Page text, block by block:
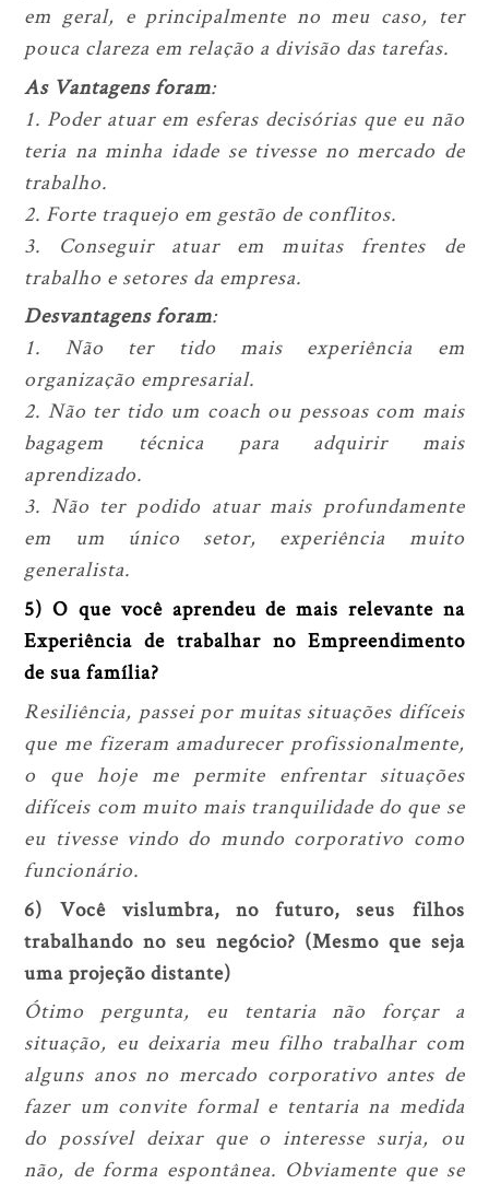
em geral, e principalmente no meu caso, ter
pouca clareza em relação a divisão das tarefas.
As Vantagens foram:
1. Poder atuar em esferas decisórias que eu não
teria na minha idade se tivesse no mercado de
trabalho.
2. Forte traquejo em gestão de conflitos.
3. Conseguir atuar em muitas frentes de
trabalho e setores da empresa.
Desvantagens foram:
1. Não ter tido mais experiência em
organização empresarial.
2. Não ter tido um coach ou pessoas com mais
bagagem técnica para adquirir mais
aprendizado.
3. Não ter podido atuar mais profundamente
em um único setor, experiência muito
generalista.
5) O que você aprendeu de mais relevante na
Experiência de trabalhar no Empreendimento
de sua família?
Resiliência, passei por muitas situações difíceis
que me fizeram amadurecer profissionalmente,
o que hoje me permite enfrentar situações
difíceis com muito mais tranquilidade do que se
eu tivesse vindo do mundo corporativo como
funcionário.
6) Você vislumbra, no futuro, seus filhos
trabalhando no seu negócio? (Mesmo que seja
uma projeção distante)
Ótimo pergunta, eu tentaria não forçar a
situação, eu deixaria meu filho trabalhar com
alguns anos no mercado corporativo antes de
fazer um convite formal e tentaria na medida
do possível deixar que o interesse surja, ou
não, de forma espontânea. Obviamente que se